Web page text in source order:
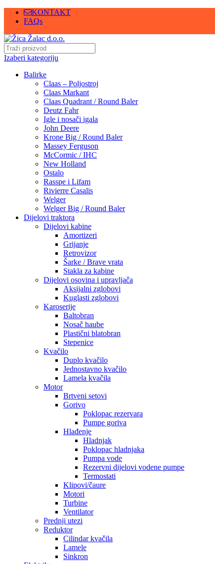
KONTAKT
FAQs
Izaberi kategoriju
Balirke
Claas – Poljostroj
Claas Markant
Claas Quadrant / Round Baler
Deutz Fahr
Igle i nosači igala
John Deere
Krone Big / Round Baler
Massey Ferguson
McCormic / IHC
New Holland
Ostalo
Rasspe i Lifam
Rivierre Casalis
Welger
Welger Big / Round Baler
Dijelovi traktora
Dijelovi kabine
Amortizeri
Grijanje
Retrovizor
Šarke / Brave vrata
Stakla za kabine
Dijelovi osovina i upravljača
Aksijalni zglobovi
Kuglasti zglobovi
Karoserije
Baltobran
Nosač haube
Plastični blatobran
Stepenice
Kvačilo
Duplo kvačilo
Jednostavno kvačilo
Lamela kvačila
Motor
Brtveni setovi
Gorivo
Poklopac rezervara
Pumpe goriva
Hlađenje
Hladnjak
Poklopac hladnjaka
Pumpa vode
Rezervni dijelovi vodene pumpe
Termostati
Klipovi/čaure
Motori
Turbine
Ventilator
Prednji utezi
Reduktor
Cilindar kvačila
Lamele
Sinkron